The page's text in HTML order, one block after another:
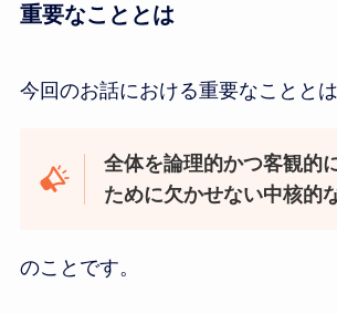
重要なこととは
今回のお話における重要なこととは
全体を論理的かつ客観的
ために欠かせない中核的
のことです。